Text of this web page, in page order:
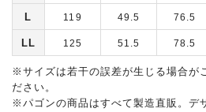
L 119 49.5 76.5
LL 125 51.5 78.5
※サイズは若干の誤差が生じる場合が
ださい。
※パゴンの商品はすべて製造直販。デ